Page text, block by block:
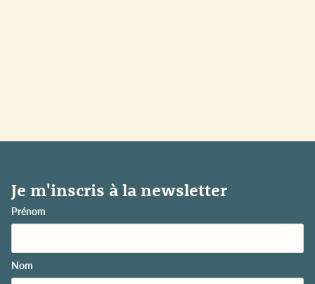
Je m'inscris à la newsletter
Prénom
Nom